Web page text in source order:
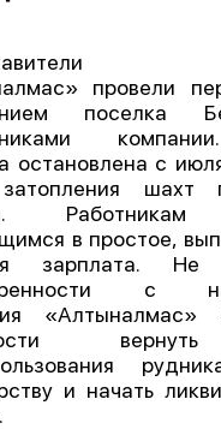
Предложить
Справочник
API
О проекте
провели
поселка
остановлена с
шахт
Работникам
в простое,
зарплата. Не
с
«Алтыналмас»
и начать